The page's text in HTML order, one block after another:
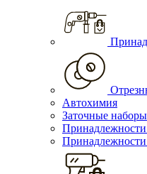
Автохимия
Заточные наборы
Принадлежности